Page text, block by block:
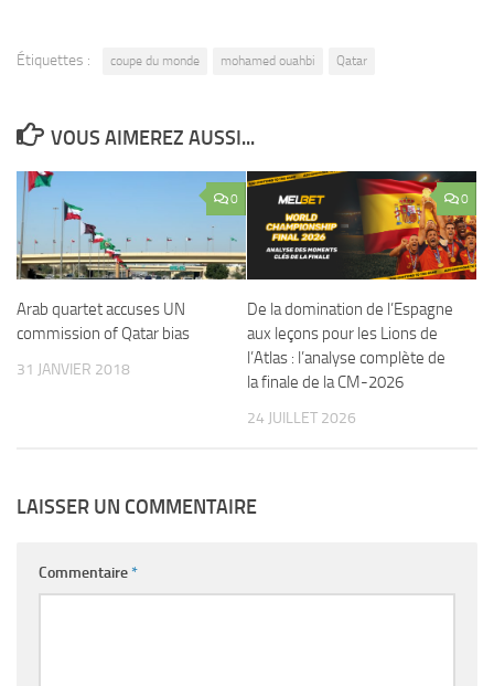
Étiquettes : coupe du monde mohamed ouahbi Qatar
VOUS AIMEREZ AUSSI...
0
Arab quartet accuses UN
commission of Qatar bias
31 JANVIER 2018
0
De la domination de l’Espagne
aux leçons pour les Lions de
l’Atlas : l’analyse complète de
la finale de la CM-2026
24 JUILLET 2026
LAISSER UN COMMENTAIRE
Commentaire*